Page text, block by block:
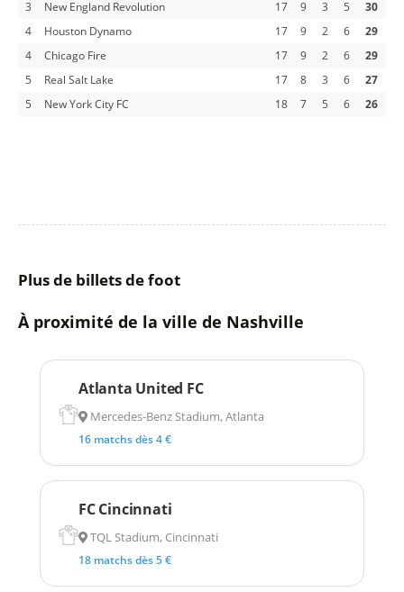
3 New England Revolution 17 9 3 5
30
4
Houston Dynamo 17 9 2 6
29
4
Chicago Fire 17 9 2 6
29
5
Real Salt Lake 17 8 3 6
27
5
New York City FC 18 7 5 6 26
Plus de billets de foot
À proximité de la ville de Nashville
Atlanta United FC
Mercedes-Benz Stadium, Atlanta
16 matchs dès 4 €
FC Cincinnati
TQL Stadium, Cincinnati
18 matchs dès 5 €